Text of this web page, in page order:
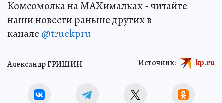
Комсомолка на MAXималках - читайте
наши новости раньше других в
канале @truekpru
Александр ГРИШИН Источник: kp.ru